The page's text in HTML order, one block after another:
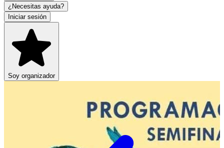
¿Necesitas ayuda?
Iniciar sesión
Soy organizador